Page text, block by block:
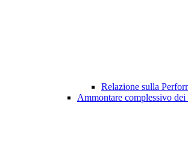
Relazione sulla
Ammontare complessivo dei